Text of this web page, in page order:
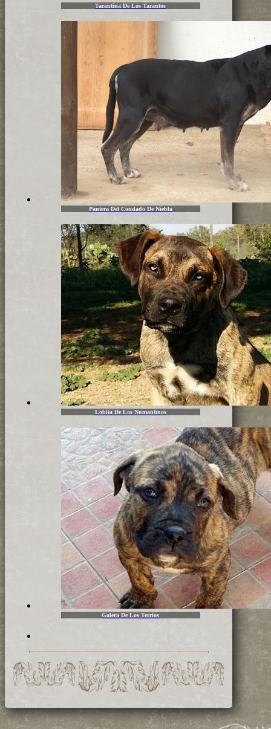
Tarantina De Los Tarantos
Pantera Del Condado De Niebla
Lobita De Los Numantinos
Galera De Los Tercios